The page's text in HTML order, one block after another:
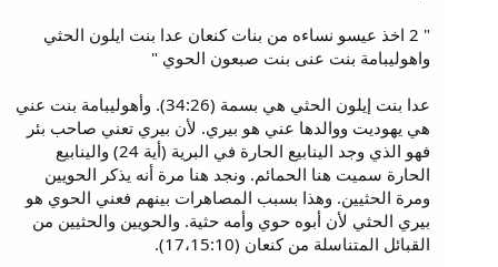
" 2 اخذ عيسو نساءه من بنات كنعان عدا بنت ايلون الحثي
واهوليبامة بنت عنى بنت صبعون الحوي "
عدا بنت إيلون الحثي هي بسمة (34:26). وأهوليبامة بنت عني
هي يهوديت ووالدها عني هو بيري. لأن بيري تعني صاحب بئر
فهو الذي وجد الينابيع الحارة في البرية (أية 24) والينابيع
الحارة سميت هنا الحمائم. ونجد هنا مرة أنه يذكر الحويين
ومرة الحثيين. وهذا بسبب المصاهرات بينهم فعني الحوي هو
بيري الحثي لأن أبوه حوي وأمه حثية. والحويين والحثيين من
القبائل المتناسلة من كنعان (17،15:10).